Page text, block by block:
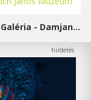
Szolnoki Galéria - Damjanich János Múzeum